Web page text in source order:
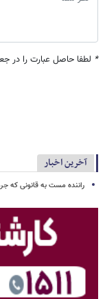
* لطفا حاصل عبارت را در
آخرین اخبار
راننده مست به قانونی که